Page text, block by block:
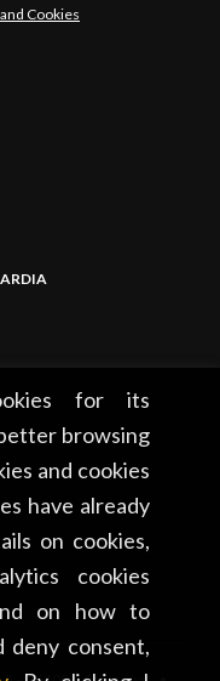
for its
browsing
and cookies
have already
on cookies,
cookies
on how to
deny consent,
Cookies